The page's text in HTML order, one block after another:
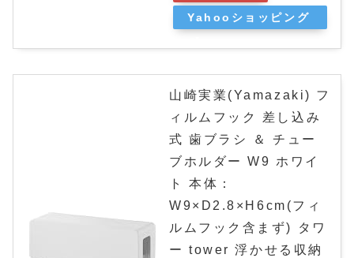
Yahooショッピング
山崎実業(Yamazaki) フ
ィルムフック 差し込み
式 歯ブラシ ＆ チュー
ブホルダー W9 ホワイ
ト 本体：
W9×D2.8×H6cm(フィ
ルムフック含まず) タワ
ー tower 浮かせる収納